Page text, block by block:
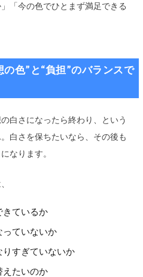
「今の色でひとまず満足できる
色”と“負担”のバランスで
白さになったら終わり、という
白さを保ちたいなら、その後も
なります。
きているか
っていないか
すぎていないか
えたいのか